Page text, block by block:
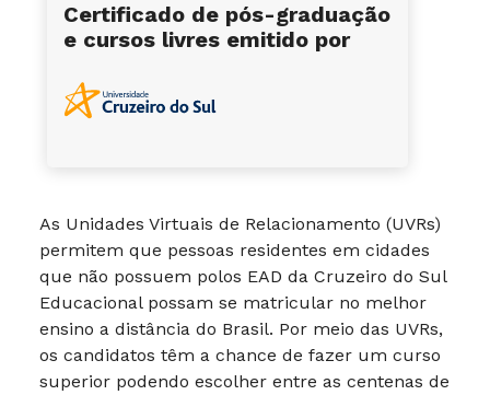
As Unidades Virtuais de Relacionamento (UVRs)
permitem que pessoas residentes em cidades
que não possuem polos EAD da Cruzeiro do Sul
Educacional possam se matricular no melhor
ensino a distância do Brasil. Por meio das UVRs,
os candidatos têm a chance de fazer um curso
superior podendo escolher entre as centenas de
Certificado de pós-graduação
e cursos livres emitido por